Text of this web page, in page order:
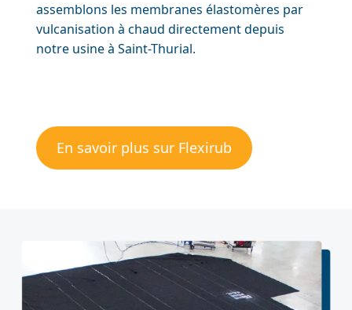
assemblons les membranes élastomères par
vulcanisation à chaud directement depuis
notre usine à Saint-Thurial.
En savoir plus sur Flexirub